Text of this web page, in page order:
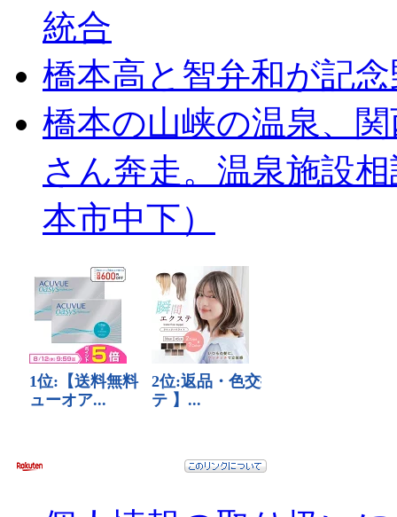
統合
橋本高と智弁和が記
橋本の山峡の温泉、
さん奔走。温泉施設
本市中下）